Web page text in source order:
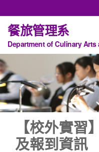
餐旅管理系
Department of Culinary
【校外實
及報到資訊